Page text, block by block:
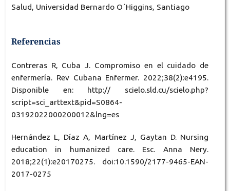
Salud, Universidad Bernardo O´Higgins, Santiago
Referencias
Contreras R, Cuba J. Compromiso en el cuidado de
enfermería. Rev Cubana Enfermer. 2022;38(2):e4195.
Disponible en: http:// scielo.sld.cu/scielo.php?
script=sci_arttext&pid=S0864-
03192022000200012&lng=es
Hernández L, Díaz A, Martínez J, Gaytan D. Nursing
education in humanized care. Esc. Anna Nery.
2018;22(1):e20170275. doi:10.1590/2177-9465-EAN-
2017-0275